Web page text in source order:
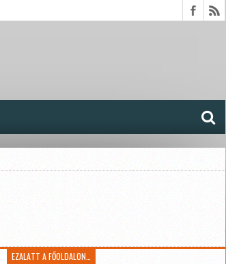
EZALATT A FŐOLDALON…